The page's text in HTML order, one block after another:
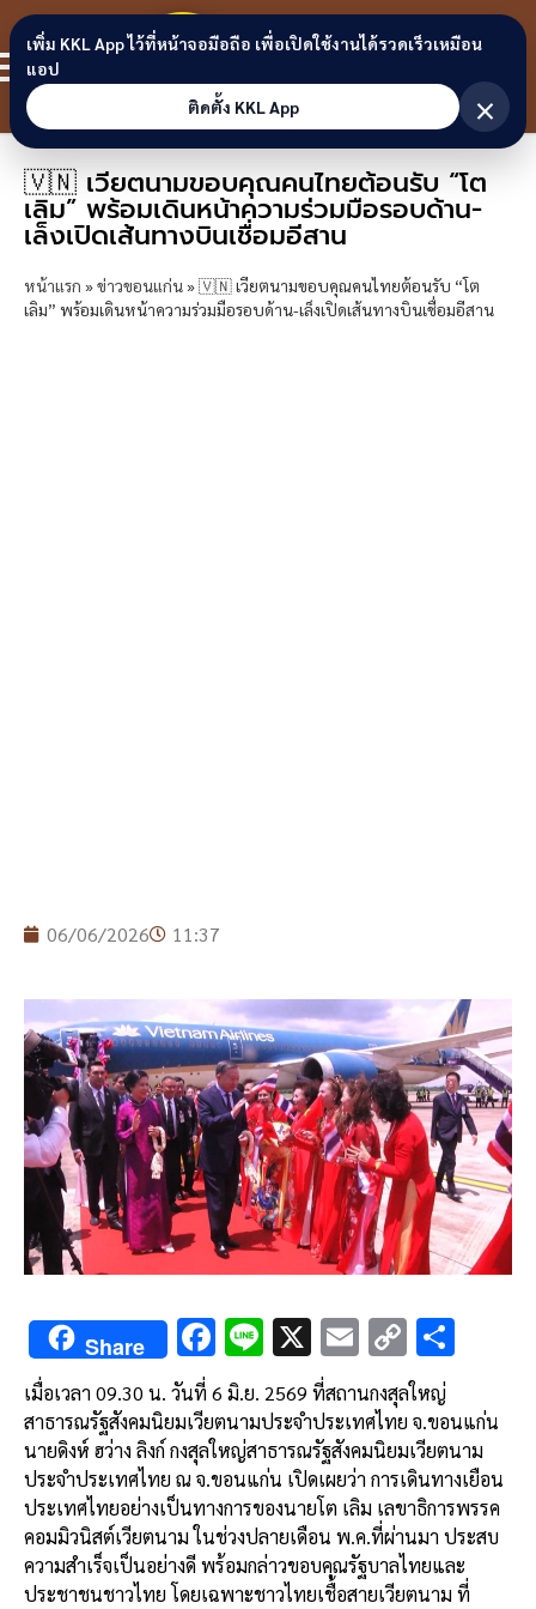
Skip to content
ขอนแก่น
ลิงก์
🇻🇳 เวียตนามขอบคุณคนไทยต้อนรับ “โต
เลิม” พร้อมเดินหน้าความร่วมมือรอบด้าน-
เล็งเปิดเส้นทางบินเชื่อมอีสาน
หน้าแรก »ข่าวขอนแก่น»🇻🇳 เวียตนามขอบคุณคนไทยต้อนรับ “โต
เลิม” พร้อมเดินหน้าความร่วมมือรอบด้าน-เล็งเปิดเส้นทางบินเชื่อมอีสาน
06/06/2026 11:37
Share F
ac
e
b
o
o
k
Li
n
e
X E
ai
l
C
o
py
Li
n
k
ar
e
เมื่อเวลา 09.30 น. วันที่ 6 มิ.ย. 2569 ที่สถานกงสุลใหญ่
สาธารณรัฐสังคมนิยมเวียตนามประจำประเทศไทย จ.ขอนแก่น
นายดิงห์ ฮว่าง ลิงก์ กงสุลใหญ่สาธารณรัฐสังคมนิยมเวียตนาม
ประจำประเทศไทย ณ จ.ขอนแก่น เปิดเผยว่า การเดินทางเยือน
ประเทศไทยอย่างเป็นทางการของนายโต เลิม เลขาธิการพรรค
คอมมิวนิสต์เวียตนาม ในช่วงปลายเดือน พ.ค.ที่ผ่านมา ประสบ
ความสำเร็จเป็นอย่างดี พร้อมกล่าวขอบคุณรัฐบาลไทยและ
ประชาชนชาวไทย โดยเฉพาะชาวไทยเชื้อสายเวียตนาม ที่
เพิ่ม KKL App ไว้ที่หน้าจอมือถือ เพื่อเปิดใช้งานได้รวดเร็วเหมือน
แอป
ติดตั้ง KKL App
×